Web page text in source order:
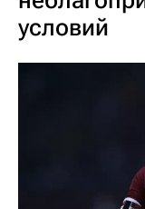
условий